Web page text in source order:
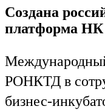
Создана
платформа НК
РОНКТД в
бизнес-